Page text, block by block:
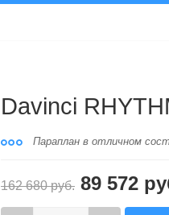
Davinci
Параплан в отличном
162 680 руб. 89 572